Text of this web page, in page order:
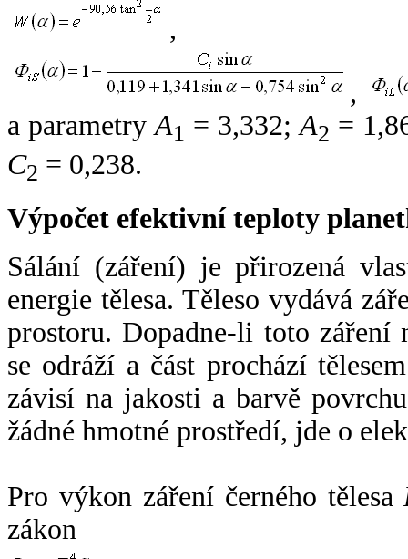
,
,
a parametryA1 = 3,332;A2 =
C2 = 0,238.
Výpočet efektivní teploty
Sálání (záření) je přirozená
energie tělesa. Těleso vydává
prostoru. Dopadne-li toto záření
se odráží a část prochází
závisí na jakosti a barvě
žádné hmotné prostředí, jde o
Pro výkon záření černého tělesa
zákon